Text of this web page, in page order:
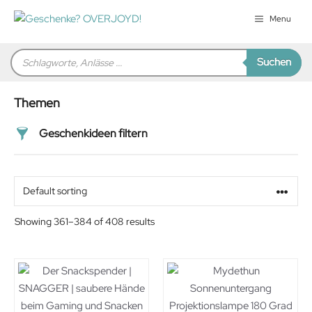
Zum
Inhalt
Menu
Products
search Suchen
Themen
Geschenkideen filtern
Beziehung
Showing 361–384 of 408 results